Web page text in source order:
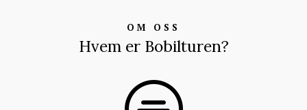
OM OSS
Hvem er Bobilturen?